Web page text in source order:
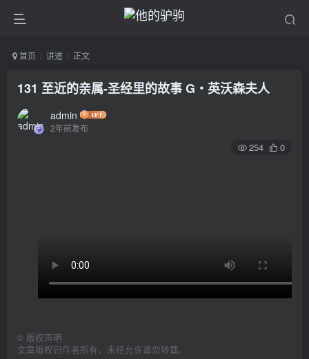
首页 讲道 正文
131 至近的亲属-圣经里的故事 G‧英沃森夫人
admin
2年前发布
254 0
© 版权声明
文章版权归作者所有，未经允许请勿转载。